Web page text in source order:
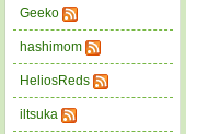
Geeko
hashimom
HeliosReds
iltsuka